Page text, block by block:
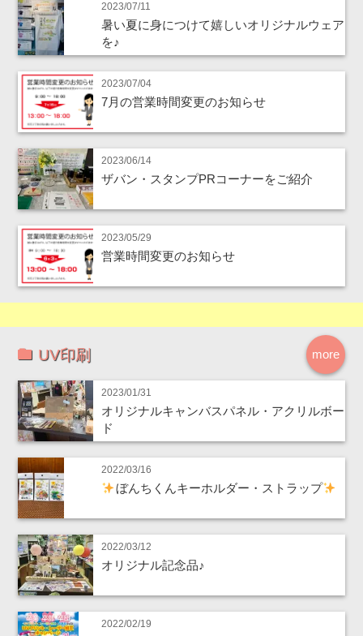
2023/07/11
暑い夏に身につけて嬉しいオリジナルウェア
を♪
2023/07/04
7月の営業時間変更のお知らせ
2023/06/14
ザバン・スタンプPRコーナーをご紹介
2023/05/29
営業時間変更のお知らせ
more
UV印刷
2023/01/31
オリジナルキャンバスパネル・アクリルボー
ド
2022/03/16
ぼんちくんキーホルダー・ストラップ
2022/03/12
オリジナル記念品♪
2022/02/19